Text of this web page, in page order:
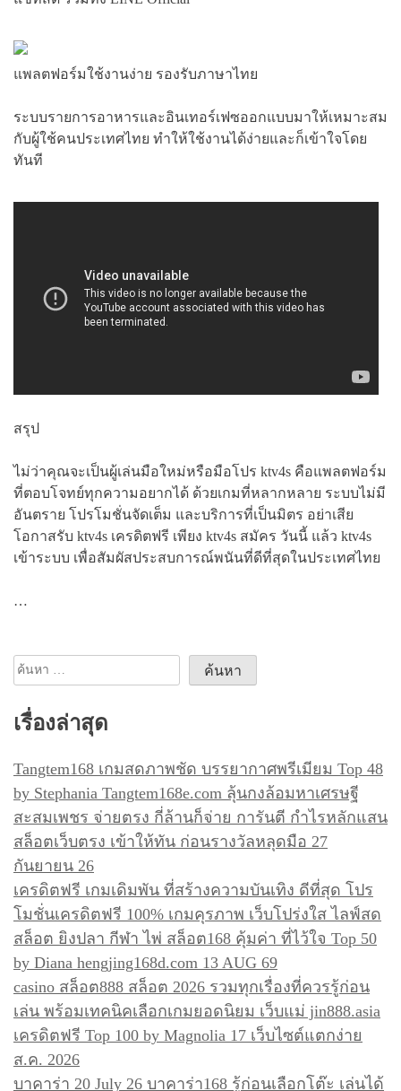
แพลตฟอร์มใช้งานง่าย รองรับภาษาไทย
ระบบรายการอาหารและอินเทอร์เฟซออกแบบมาให้เหมาะสม
กับผู้ใช้คนประเทศไทย ทำให้ใช้งานได้ง่ายและก็เข้าใจโดย
ทันที
สรุป
ไม่ว่าคุณจะเป็นผู้เล่นมือใหม่หรือมือโปร ktv4s คือแพลตฟอร์ม
ที่ตอบโจทย์ทุกความอยากได้ ด้วยเกมที่หลากหลาย ระบบไม่มี
อันตราย โปรโมชั่นจัดเต็ม และบริการที่เป็นมิตร อย่าเสีย
โอกาสรับ ktv4s เครดิตฟรี เพียง ktv4s สมัคร วันนี้ แล้ว ktv4s
เข้าระบบ เพื่อสัมผัสประสบการณ์พนันที่ดีที่สุดในประเทศไทย
…
ค้นหา
เรื่องล่าสุด
Tangtem168 เกมสดภาพชัด บรรยากาศพรีเมียม Top 48
by Stephania Tangtem168e.com ลุ้นกงล้อมหาเศรษฐี
สะสมเพชร จ่ายตรง กี่ล้านก็จ่าย การันตี กำไรหลักแสน
สล็อตเว็บตรง เข้าให้ทัน ก่อนรางวัลหลุดมือ 27
กันยายน 26
เครดิตฟรี เกมเดิมพัน ที่สร้างความบันเทิง ดีที่สุด โปร
โมชั่นเครดิตฟรี 100% เกมคุรภาพ เว็บโปร่งใส ไลฟ์สด
สล็อต ยิงปลา กีฬา ไพ่ สล็อต168 คุ้มค่า ที่ไว้ใจ Top 50
by Diana hengjing168d.com 13 AUG 69
casino สล็อต888 สล็อต 2026 รวมทุกเรื่องที่ควรรู้ก่อน
เล่น พร้อมเทคนิคเลือกเกมยอดนิยม เว็บแม่ jin888.asia
เครดิตฟรี Top 100 by Magnolia 17 เว็บไซต์แตกง่าย
ส.ค. 2026
บาคาร่า 20 July 26 บาคาร่า168 รู้ก่อนเลือกโต๊ะ เล่นได้